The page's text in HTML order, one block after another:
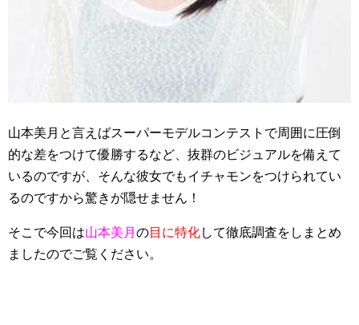
山本美月と言えばスーパーモデルコンテストで周囲に圧倒
的な差をつけて優勝するなど、抜群のビジュアルを備えて
いるのですが、そんな彼女でもイチャモンをつけられてい
るのですから驚きが隠せません！
そこで今回は山本美月 の目に特化して徹底調査をしまとめ
ましたのでご覧ください。